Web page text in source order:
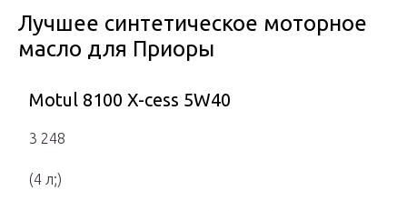
Лучшее синтетическое моторное
масло для Приоры
Motul 8100 X-cess 5W40
3 248
(4 л;)